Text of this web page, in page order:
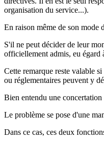
organisation du service...).
En raison même de son mode
S'il ne peut décider de leur
officiellement admis, eu égard
Cette remarque reste valable
ou réglementaires peuvent y
Bien entendu une
Le problème se pose d'une
Dans ce cas, ces deux